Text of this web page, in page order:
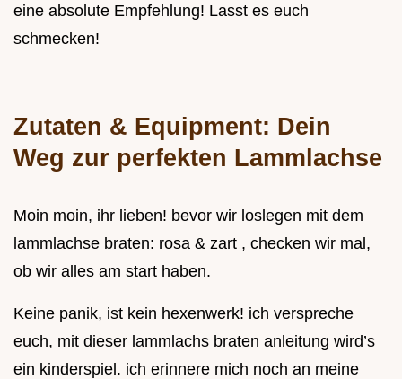
eine absolute Empfehlung! Lasst es euch
schmecken!
Zutaten & Equipment: Dein
Weg zur perfekten Lammlachse
Moin moin, ihr lieben! bevor wir loslegen mit dem
lammlachse braten: rosa & zart , checken wir mal,
ob wir alles am start haben.
Keine panik, ist kein hexenwerk! ich verspreche
euch, mit dieser lammlachs braten anleitung wird’s
ein kinderspiel. ich erinnere mich noch an meine